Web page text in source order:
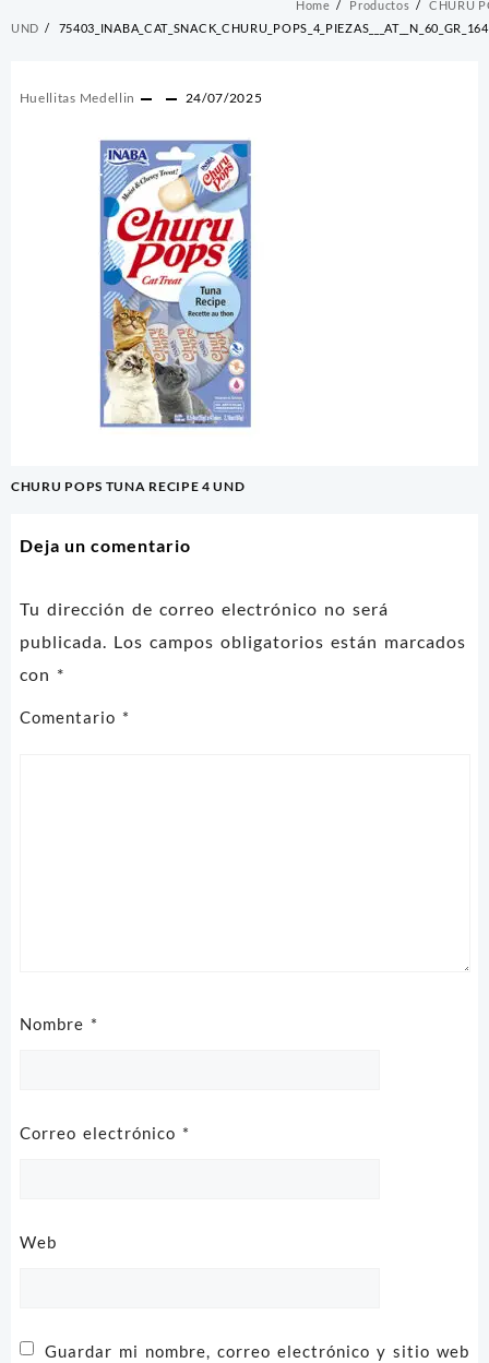
Home Productos
CHURU
UND
Huellitas Medellin 24/07/2025
Navegación
CHURU POPS TUNA RECIPE 4 UND
Deja un comentario
Tu dirección de correo electrónico no será
publicada. Los campos obligatorios están marcados
con *
Comentario *
Nombre *
Correo electrónico *
Web
Guardar mi nombre, correo electrónico y sitio web